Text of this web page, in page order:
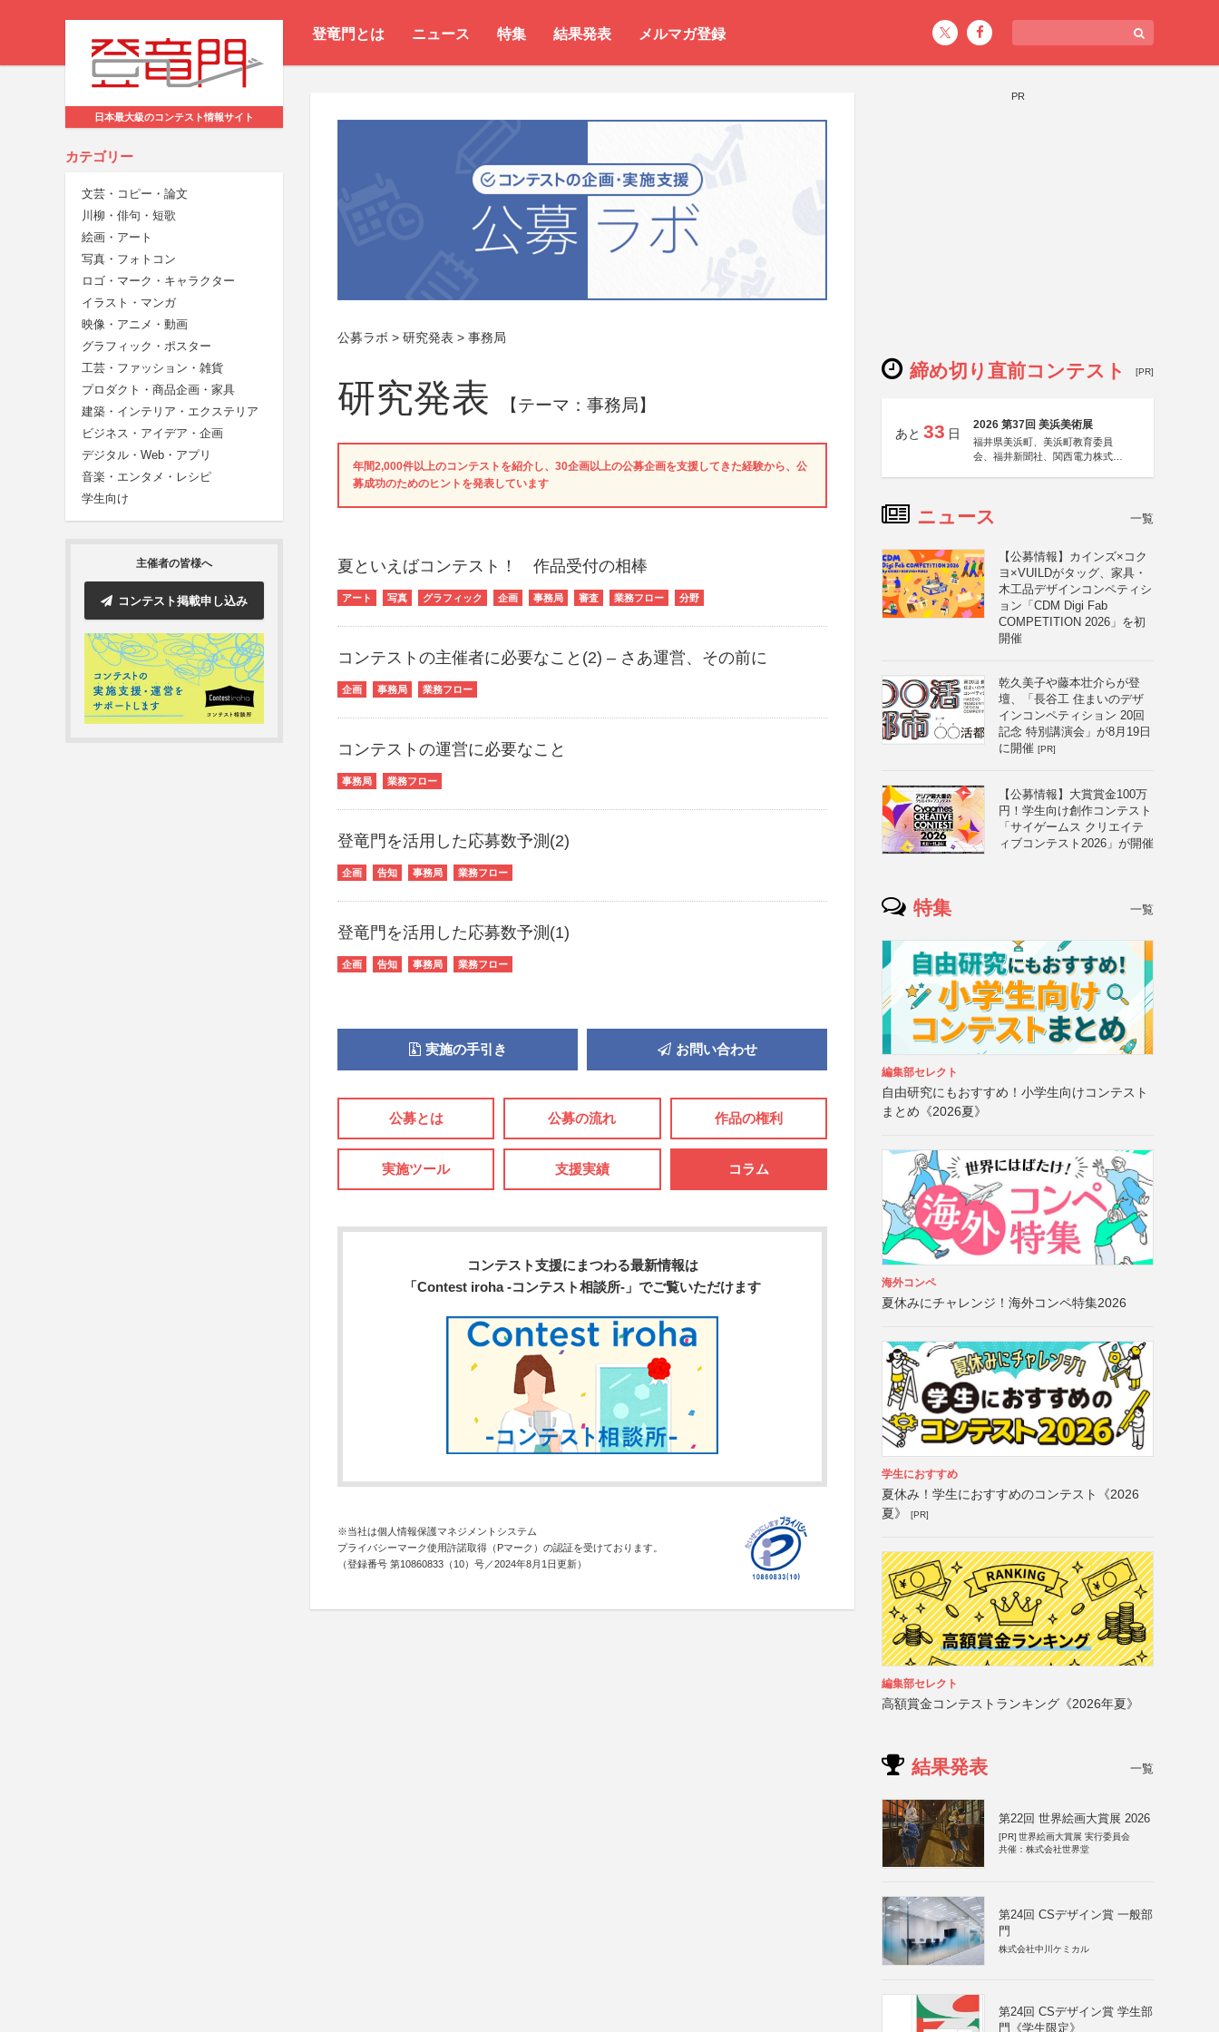
登竜門とは ニュース 特集 結果発表 メルマガ登録
日本最大級のコンテスト情報サイト
カテゴリー
文芸・コピー・論文
川柳・俳句・短歌
絵画・アート
写真・フォトコン
ロゴ・マーク・キャラクター
イラスト・マンガ
映像・アニメ・動画
グラフィック・ポスター
工芸・ファッション・雑貨
プロダクト・商品企画・家具
建築・インテリア・エクステリア
ビジネス・アイデア・企画
デジタル・Web・アプリ
音楽・エンタメ・レシピ
学生向け
主催者の皆様へ
コンテスト掲載申し込み
公募ラボ > 研究発表 > 事務局
研究発表 【テーマ：事務局】
年間2,000件以上のコンテストを紹介し、30企画以上の公募企画を支援してきた経験から、公
募成功のためのヒントを発表しています
夏といえばコンテスト！ 作品受付の相棒
アート 写真 グラフィック 企画 事務局 審査 業務フロー 分野
コンテストの主催者に必要なこと(2) – さあ運営、その前に
企画 事務局 業務フロー
コンテストの運営に必要なこと
事務局 業務フロー
登竜門を活用した応募数予測(2)
企画 告知 事務局 業務フロー
登竜門を活用した応募数予測(1)
企画 告知 事務局 業務フロー
実施の手引き お問い合わせ
公募とは 公募の流れ 作品の権利
実施ツール 支援実績 コラム
コンテスト支援にまつわる最新情報は
「Contest iroha -コンテスト相談所-」でご覧いただけます
※当社は個人情報保護マネジメントシステム
プライバシーマーク使用許諾取得（Pマーク）の認証を受けております。
（登録番号 第10860833（10）号／2024年8月1日更新）
PR
締め切り直前コンテスト [PR]
あと 33 日
2026 第37回 美浜美術展
福井県美浜町、美浜町教育委員
会、福井新聞社、関西電力株式会
ニュース 一覧
【公募情報】カインズ×コク
ヨ×VUILDがタッグ、家具・
木工品デザインコンペティシ
ョン「CDM Digi Fab
COMPETITION 2026」を初
開催
乾久美子や藤本壮介らが登
壇、「長谷工 住まいのデザ
インコンペティション 20回
記念 特別講演会」が8月19日
に開催 [PR]
【公募情報】大賞賞金100万
円！学生向け創作コンテスト
「サイゲームス クリエイテ
ィブコンテスト2026」が開催
特集 一覧
編集部セレクト
自由研究にもおすすめ！小学生向けコンテスト
まとめ《2026夏》
海外コンペ
夏休みにチャレンジ！海外コンペ特集2026
学生におすすめ
夏休み！学生におすすめのコンテスト《2026
夏》
[PR]
編集部セレクト
高額賞金コンテストランキング《2026年夏》
結果発表 一覧
第22回 世界絵画大賞展 2026
[PR] 世界絵画大賞展 実行委員会
共催：株式会社世界堂
第24回 CSデザイン賞 一般部
門
株式会社中川ケミカル
第24回 CSデザイン賞 学生部
門《学生限定》